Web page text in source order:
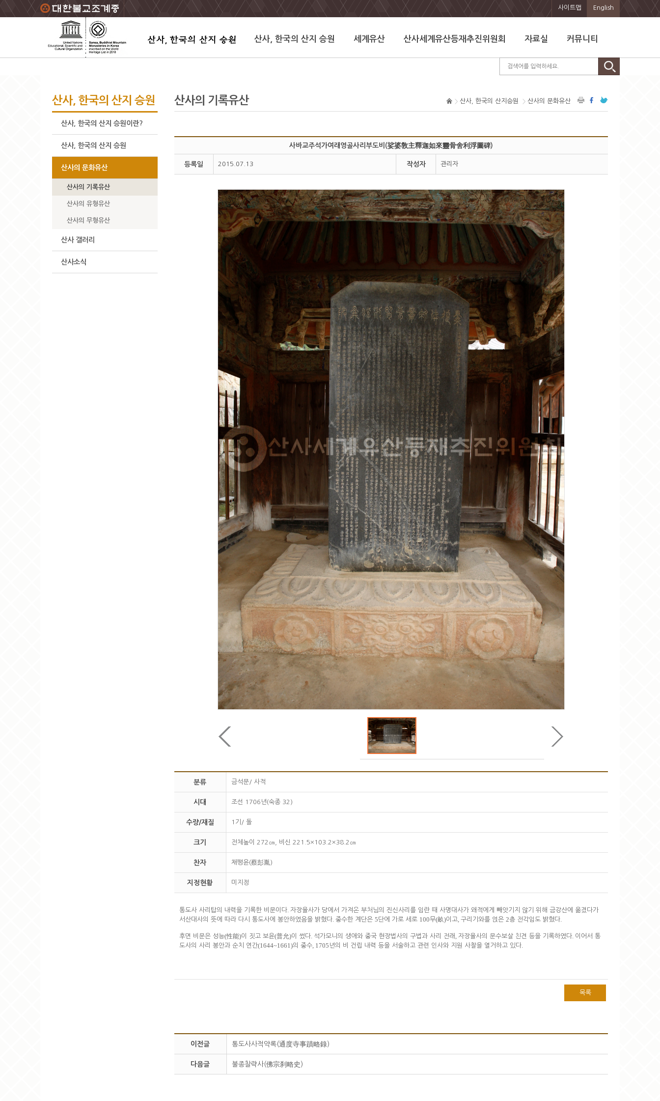
주요메뉴 바로가기
본문 바로가기
하단메뉴 바로가기 사이트맵 English
산사, 한국의 산지 승원 세계유산 산사세계유산등재추진위원회 자료실 커뮤니티
산사, 한국의 산지 승원
산사, 한국의 산지 승원이란?
산사, 한국의 산지 승원
산사의 문화유산
산사의 기록유산
산사의 유형유산
산사의 무형유산
산사 갤러리
산사소식
산사의 기록유산 산사, 한국의 산지승원 산사의 문화유산
사바교주석가여래영골사리부도비(娑婆敎主釋迦如來靈骨舍利浮圖碑)
등록일 2015.07.13 작성자 관리자
분류 금석문/ 사적
시대 조선 1706년(숙종 32)
수량/재질 1기/ 돌
크기 전체높이 272㎝, 비신 221.5×103.2×38.2㎝
찬자 채팽윤(蔡彭胤)
지정현황 미지정
통도사 사리탑의 내력을 기록한 비문이다. 자장율사가 당에서 가져온 부처님의 진신사리를 임란 때 사명대사가 왜적에게 빼앗기지 않기 위해 금강산에 옮겼다가
서산대사의 뜻에 따라 다시 통도사에 봉안하였음을 밝혔다. 중수한 계단은 5단에 가로 세로 100무(畝)이고, 구리기와를 얹은 2층 전각임도 밝혔다.
후면 비문은 성능(性能)이 짓고 보윤(普允)이 썼다. 석가모니의 생애와 중국 현장법사의 구법과 사리 전래 , 자장율사의 문수보살 친견 등을 기록하였다. 이어서 통
도사의 사리 봉안과 순치 연간(1644~1661)의 중수, 1705 년의 비 건립 내력 등을 서술하고 관련 인사와 지원 사찰을 열거하고 있다.
목록
이전글 통도사사적약록(通度寺事蹟略錄)
다음글 불종찰략사(佛宗刹略史)